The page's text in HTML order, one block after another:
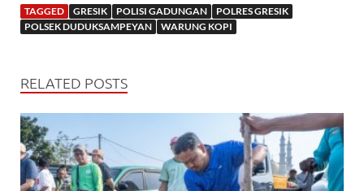
TAGGED GRESIK POLISI GADUNGAN
POLRES GRESIK
POLSEK DUDUKSAMPEYAN
WARUNG KOPI
RELATED POSTS